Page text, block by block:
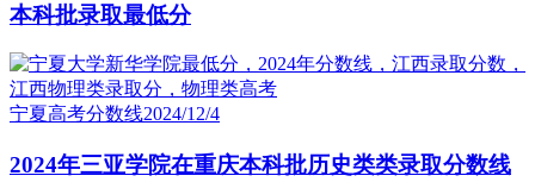
本科批录取最低分
宁夏高考分数线2024/12/4
2024年三亚学院在重庆本科批历史类类录取分数线